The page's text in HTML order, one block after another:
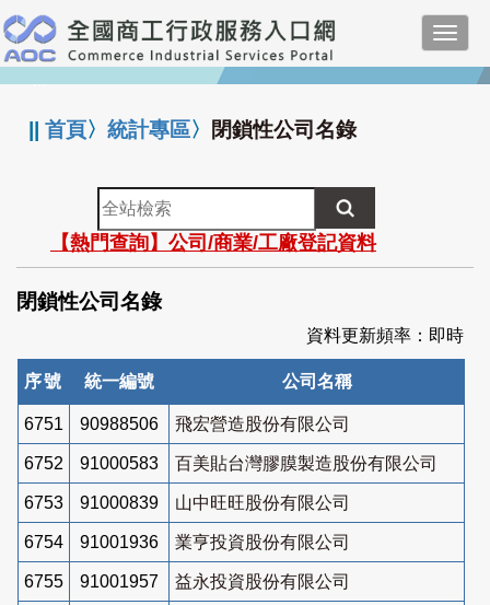
跳
到
主
要
:::
||首頁〉統計專區〉 閉鎖性公司名錄
全
站
檢
索
【熱門查詢】公司/商業/工廠登記資料
閉鎖性公司名錄
資料更新頻率：即時
序號 統一編號 公司名稱
6751 90988506 飛宏營造股份有限公司
6752 91000583 百美貼台灣膠膜製造股份有限公司
6753 91000839 山中旺旺股份有限公司
6754 91001936 業亨投資股份有限公司
6755 91001957 益永投資股份有限公司